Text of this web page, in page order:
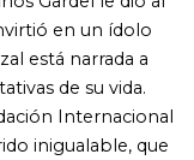
of his
Carlos
journey,
and
keeps